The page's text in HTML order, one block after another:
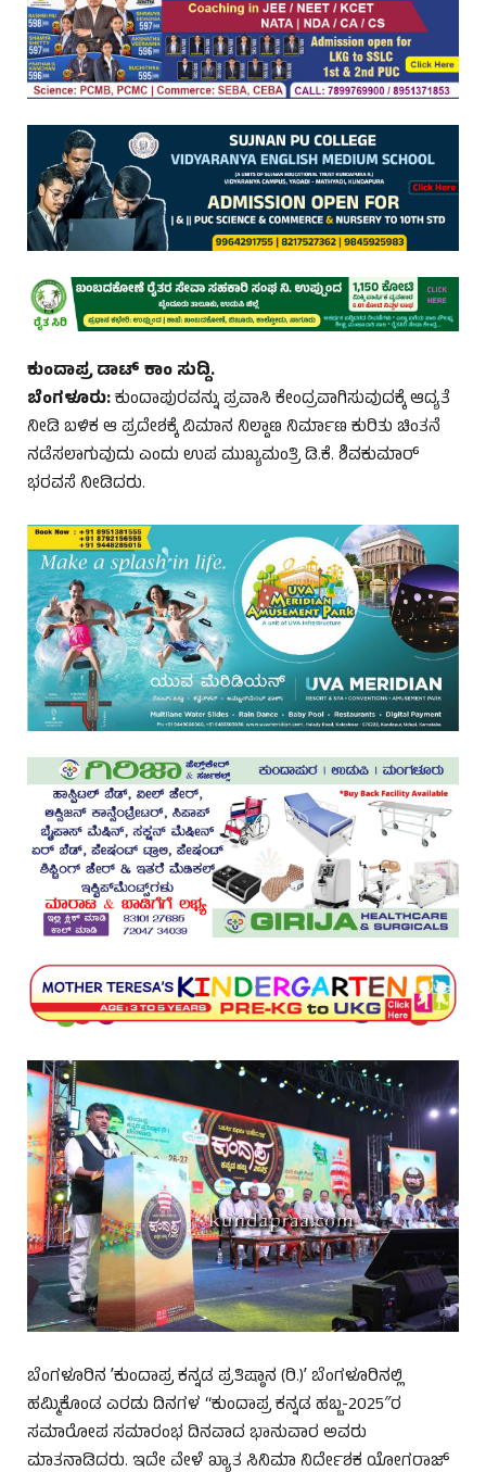
ಕುಂದಾಪ್ರ ಡಾಟ್‌ ಕಾಂ ಸುದ್ದಿ.
ಬೆಂಗಳೂರು:ಕುಂದಾಪುರವನ್ನು ಪ್ರವಾಸಿ ಕೇಂದ್ರವಾಗಿಸುವುದಕ್ಕೆ ಆದ್ಯತೆ
ನೀಡಿ ಬಳಿಕ ಆ ಪ್ರದೇಶಕ್ಕೆ ವಿಮಾನ ನಿಲ್ದಾಣ ನಿರ್ಮಾಣ ಕುರಿತು ಚಿಂತನೆ
ನಡೆಸಲಾಗುವುದು ಎಂದು ಉಪ ಮುಖ್ಯಮಂತ್ರಿ ಡಿ.ಕೆ. ಶಿವಕುಮಾರ್
ಭರವಸೆ ನೀಡಿದರು.
ಬೆಂಗಳೂರಿನ ʼಕುಂದಾಪ್ರ ಕನ್ನಡ ಪ್ರತಿಷ್ಠಾನ (ರಿ.)ʼ ಬೆಂಗಳೂರಿನಲ್ಲಿ
ಹಮ್ಮಿಕೊಂಡ ಎರಡು ದಿನಗಳ “ಕುಂದಾಪ್ರ ಕನ್ನಡ ಹಬ್ಬ-2025″ರ
ಸಮಾರೋಪ ಸಮಾರಂಭ ದಿನವಾದ ಭಾನುವಾರ ಅವರು
ಮಾತನಾಡಿದರು. ಇದೇ ವೇಳೆ ಖ್ಯಾತ ಸಿನಿಮಾ ನಿರ್ದೇಶಕ ಯೋಗರಾಜ್